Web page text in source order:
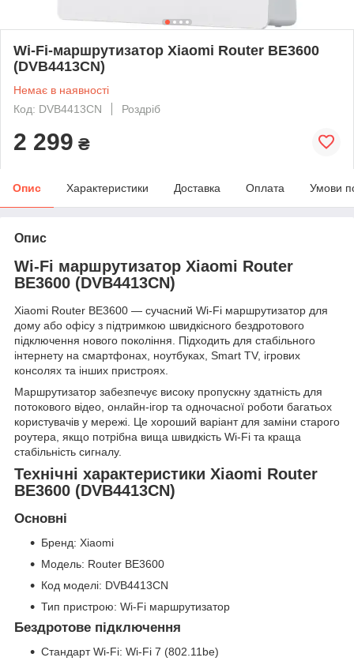
Wi-Fi-маршрутизатор Xiaomi Router BE3600
(DVB4413CN)
Немає в наявності
Код: DVB4413CN
Роздріб
2 299 ₴
Опис Характеристики Доставка Оплата Умови
Опис
Wi-Fi маршрутизатор Xiaomi Router
BE3600 (DVB4413CN)
Xiaomi Router BE3600 — сучасний Wi-Fi маршрутизатор для
дому або офісу з підтримкою швидкісного бездротового
підключення нового покоління. Підходить для стабільного
інтернету на смартфонах, ноутбуках, Smart TV, ігрових
консолях та інших пристроях.
Маршрутизатор забезпечує високу пропускну здатність для
потокового відео, онлайн-ігор та одночасної роботи багатьох
користувачів у мережі. Це хороший варіант для заміни старого
роутера, якщо потрібна вища швидкість Wi-Fi та краща
стабільність сигналу.
Технічні характеристики Xiaomi Router
BE3600 (DVB4413CN)
Основні
Бренд: Xiaomi
Модель: Router BE3600
Код моделі: DVB4413CN
Тип пристрою: Wi-Fi маршрутизатор
Бездротове підключення
Стандарт Wi-Fi: Wi-Fi 7 (802.11be)